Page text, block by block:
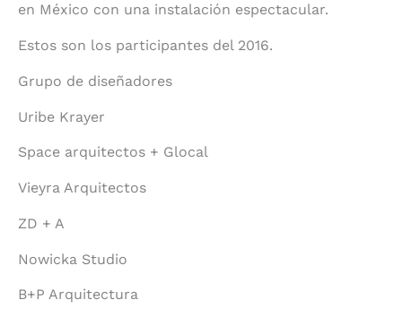
en México con una instalación espectacular.
Estos son los participantes del 2016.
Grupo de diseñadores
Uribe Krayer
Space arquitectos + Glocal
Vieyra Arquitectos
ZD + A
Nowicka Studio
B+P Arquitectura